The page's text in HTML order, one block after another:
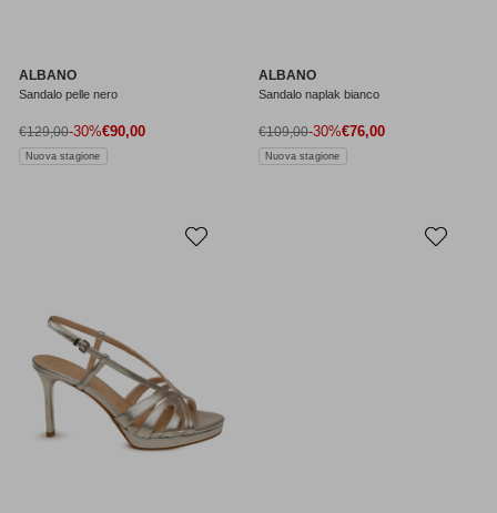
ALBANO
Sandalo pelle nero
Prezzo di vendita
€90,00
Prezzo normale
€129,00-30%
Nuova stagione
ALBANO
Sandalo naplak bianco
Prezzo di vendita
€76,00
Prezzo normale
€109,00-30%
Nuova stagione